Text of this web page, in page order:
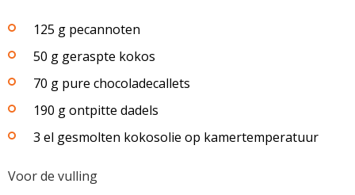
125 g pecannoten
50 g geraspte kokos
70 g pure chocoladecallets
190 g ontpitte dadels
3 el gesmolten kokosolie op kamertemperatuur
Voor de vulling